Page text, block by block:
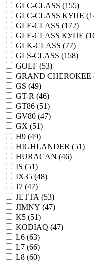
GLC-CLASS (155)
GLC-CLASS КУПЕ (
GLE-CLASS (172)
GLE-CLASS КУПЕ (
GLK-CLASS (77)
GLS-CLASS (158)
GOLF (53)
GRAND CHEROKEE
GS (49)
GT-R (46)
GT86 (51)
GV80 (47)
GX (51)
H9 (49)
HIGHLANDER (51)
HURACAN (46)
IS (51)
IX35 (48)
J7 (47)
JETTA (53)
JIMNY (47)
K5 (51)
KODIAQ (47)
L6 (63)
L7 (66)
L8 (60)